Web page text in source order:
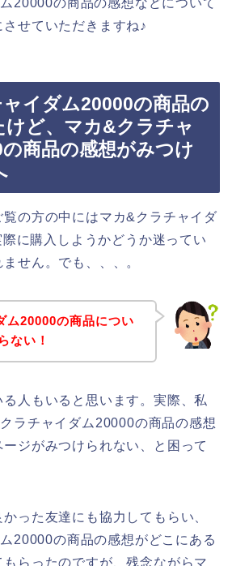
20000の商品の感想などについて
せていただきますね♪
イダム20000の商品の
けど、マカ&クラチャ
商品の感想がみつけ
覧の方の中にはマカ&クラチャイダ
に購入しようかどうか迷ってい
せん。でも、、、。
ム20000の商品につい
ない！
人もいると思います。実際、私
ラチャイダム20000の商品の感想
ジがみつけられない、と困って
った友達にも協力してもらい、
20000の商品の感想がどこにある
らったのですが、残念ながらマ